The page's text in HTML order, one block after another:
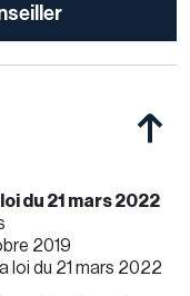
du 21 mars 2022
2019
loi du 21 mars 2022